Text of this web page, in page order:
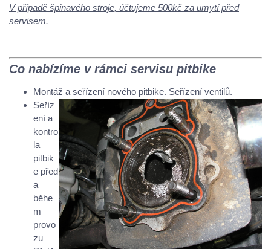
V případě špinavého stroje, účtujeme 500kč za umytí před
servisem.
Co nabízíme v rámci servisu pitbike
Montáž a seřízení nového pitbike. Seřízení ventilů.
Seříz
ení a
kontro
la
pitbik
e před
a
běhe
m
provo
zu